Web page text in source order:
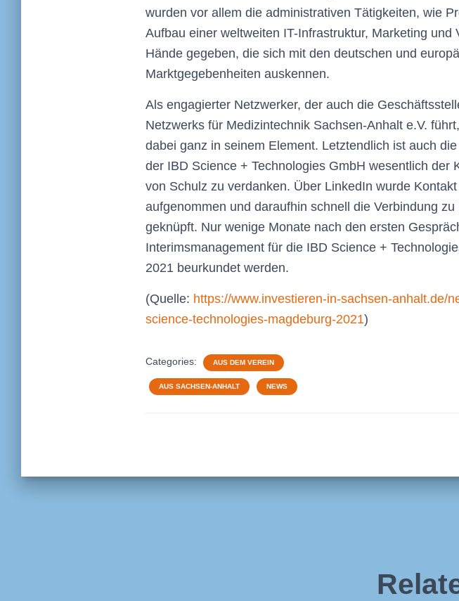
wurden vor allem die administrativen Tätigkeiten, wie
Aufbau einer weltweiten IT-Infrastruktur, Marketing und
Hände gegeben, die sich mit den deutschen und
Marktgegebenheiten auskennen.
Als engagierter Netzwerker, der auch die
Netzwerks für Medizintechnik Sachsen-Anhalt e.V.
dabei ganz in seinem Element. Letztendlich ist auch
der IBD Science + Technologies GmbH wesentlich der
von Schulz zu verdanken. Über LinkedIn wurde
aufgenommen und daraufhin schnell die Verbindung zu
geknüpft. Nur wenige Monate nach den ersten
Interimsmanagement für die IBD Science +
2021 beurkundet werden.
(Quelle: https://www.investieren-in-sachsen-anhalt.de/
science-technologies-magdeburg-2021)
Categories: AUS DEM VEREIN
AUS SACHSEN-ANHALT NEWS